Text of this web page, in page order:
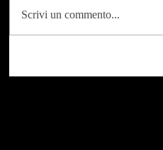
Scrivi un commento...